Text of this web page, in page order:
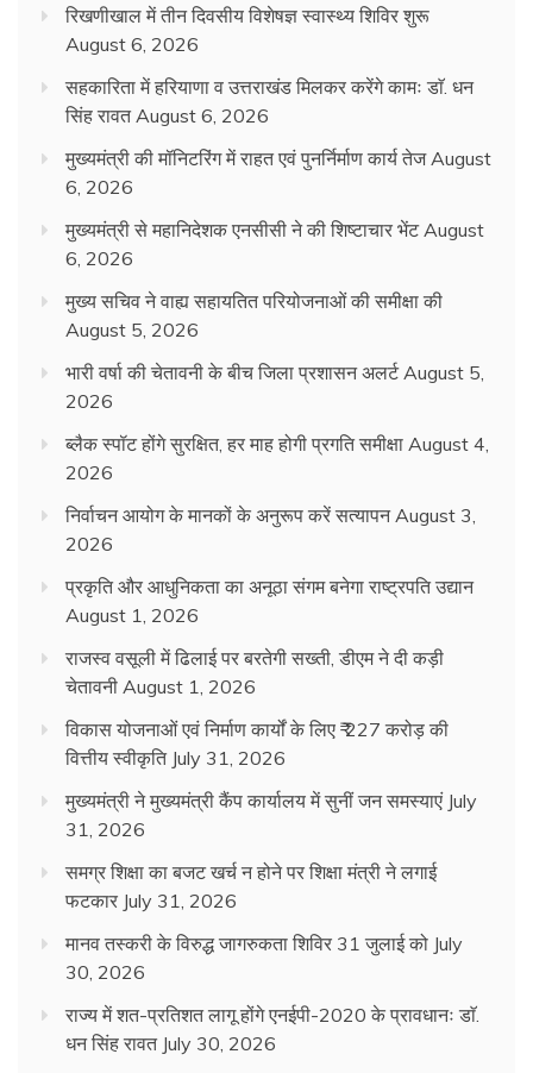
रिखणीखाल में तीन दिवसीय विशेषज्ञ स्वास्थ्य शिविर शुरू
August 6, 2026
सहकारिता में हरियाणा व उत्तराखंड मिलकर करेंगे कामः डाॅ. धन
सिंह रावत August 6, 2026
मुख्यमंत्री की मॉनिटरिंग में राहत एवं पुनर्निर्माण कार्य तेज August
6, 2026
मुख्यमंत्री से महानिदेशक एनसीसी ने की शिष्टाचार भेंट August
6, 2026
मुख्य सचिव ने वाह्य सहायतित परियोजनाओं की समीक्षा की
August 5, 2026
भारी वर्षा की चेतावनी के बीच जिला प्रशासन अलर्ट August 5,
2026
ब्लैक स्पॉट होंगे सुरक्षित, हर माह होगी प्रगति समीक्षा August 4,
2026
निर्वाचन आयोग के मानकों के अनुरूप करें सत्यापन August 3,
2026
प्रकृति और आधुनिकता का अनूठा संगम बनेगा राष्ट्रपति उद्यान
August 1, 2026
राजस्व वसूली में ढिलाई पर बरतेगी सख्ती, डीएम ने दी कड़ी
चेतावनी August 1, 2026
विकास योजनाओं एवं निर्माण कार्यों के लिए ₹ 227 करोड़ की
वित्तीय स्वीकृति July 31, 2026
मुख्यमंत्री ने मुख्यमंत्री कैंप कार्यालय में सुनीं जन समस्याएं July
31, 2026
समग्र शिक्षा का बजट खर्च न होने पर शिक्षा मंत्री ने लगाई
फटकार July 31, 2026
मानव तस्करी के विरुद्ध जागरुकता शिविर 31 जुलाई को July
30, 2026
राज्य में शत-प्रतिशत लागू होंगे एनईपी-2020 के प्रावधानः डाॅ.
धन सिंह रावत July 30, 2026